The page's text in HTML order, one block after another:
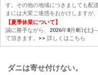
す。その他の地域につきましても配
まには大変ご迷惑をおかけしますが
【夏季休業について】
誠に勝手ながら、2026年8月8日(土)
て頂きます。 >> 詳しくはこちら
ダニは寄せ付けない。